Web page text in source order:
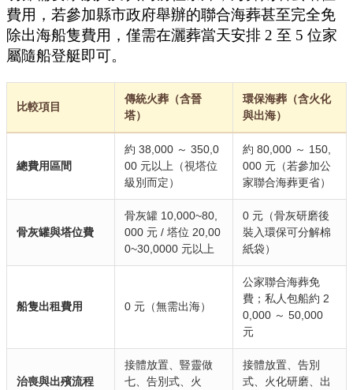
費用，若參加縣市政府舉辦的聯合海葬甚至完全免
除出海船隻費用，僅需在灑葬當天安排 2 至 5 位家
屬隨船登艇即可。
比較項目
傳統火葬（含晉
塔）
環保海葬（含火化
與出海）
總費用區間
約 38,000 ～ 350,0
00 元以上（視塔位
級別而定）
約 80,000 ～ 150,
000 元（若參加公
家聯合海葬更省）
骨灰罐與塔位費
骨灰罐 10,000~80,
000 元 / 塔位 20,00
0~30,0000 元以上
0 元（骨灰研磨後
裝入環保可分解棉
紙袋）
船隻出租費用 0 元（無需出海）
公家聯合海葬免
費；私人包船約 2
0,000 ～ 50,000
元
治喪與出殯流程
接體放置、豎靈做
七、告別式、火
接體放置、告別
式、火化研磨、出